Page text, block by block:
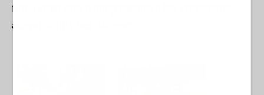
familiares
aumentó una vez salieron.